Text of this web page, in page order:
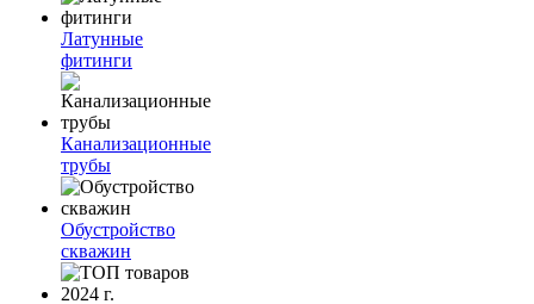
Латунные
фитинги
Канализационные
трубы
Обустройство
скважин